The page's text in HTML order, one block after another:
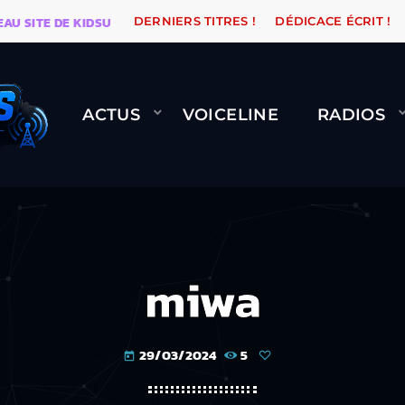
DE KIDSUNE WARÉTRO ORANGE ROAD QUI
DERNIERS TITRES ! DÉDICACE ÉCRIT !
ACTUS VOICELINE RADIOS
miwa
today 29/03/2024 5